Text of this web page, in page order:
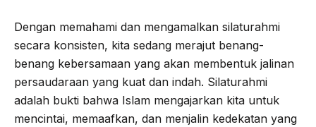
Dengan memahami dan mengamalkan silaturahmi
secara konsisten, kita sedang merajut benang-
benang kebersamaan yang akan membentuk jalinan
persaudaraan yang kuat dan indah. Silaturahmi
adalah bukti bahwa Islam mengajarkan kita untuk
mencintai, memaafkan, dan menjalin kedekatan yang